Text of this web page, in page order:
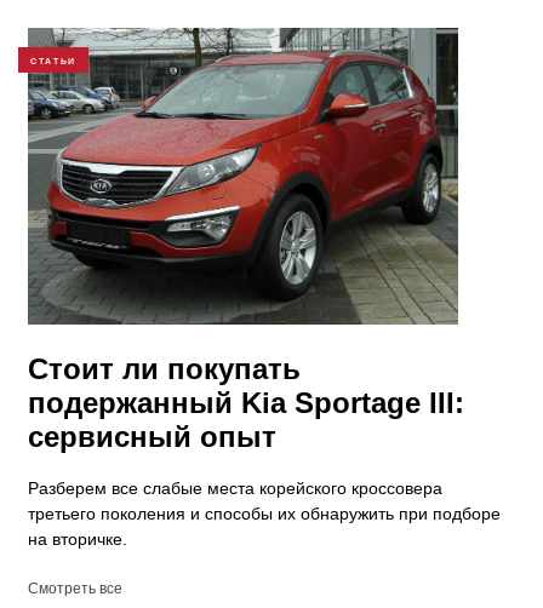
СТАТЬИ
Стоит ли покупать
подержанный Kia Sportage III:
сервисный опыт
Разберем все слабые места корейского кроссовера
третьего поколения и способы их обнаружить при подборе
на вторичке.
Смотреть все